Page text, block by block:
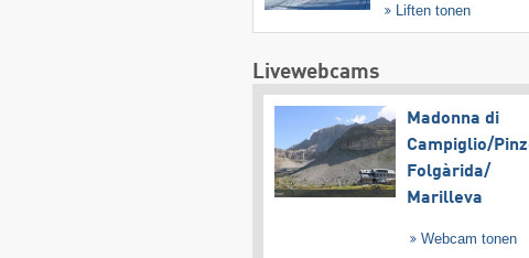
Liften tonen
Livewebcams
Madonna di
Campiglio/​
Folgàrida/​
Marilleva
Webcam tonen